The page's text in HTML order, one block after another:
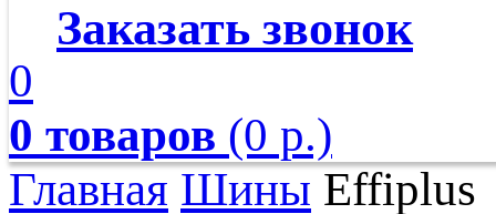
Заказать звонок
0
0 товаров (0 р.)
Главная Шины Effiplus